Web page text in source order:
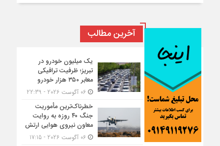
آخرین مطالب
یک میلیون خودرو در
تبریز؛ ظرفیت ترافیکی
معابر ۳۵۰ هزار خودرو
06 آگوست 2026 - 22:39
خطرناک‌ترین مأموریت
جنگ ۴۰ روزه به روایت
معاون نیروی هوایی ارتش
06 آگوست 2026 - 17:15